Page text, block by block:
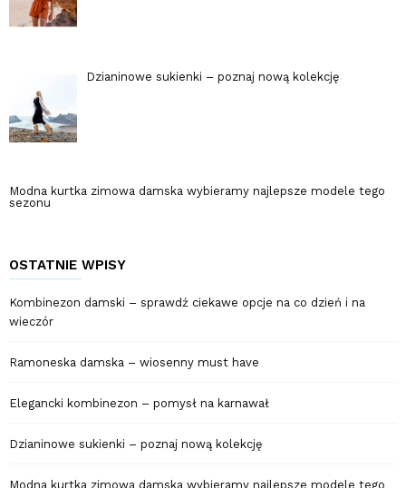
Dzianinowe sukienki – poznaj nową kolekcję
Modna kurtka zimowa damska wybieramy najlepsze modele tego
sezonu
OSTATNIE WPISY
Kombinezon damski – sprawdź ciekawe opcje na co dzień i na
wieczór
Ramoneska damska – wiosenny must have
Elegancki kombinezon – pomysł na karnawał
Dzianinowe sukienki – poznaj nową kolekcję
Modna kurtka zimowa damska wybieramy najlepsze modele tego